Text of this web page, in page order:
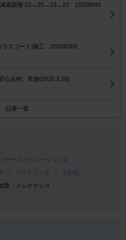
減衰調整 22→25→23→22 (2026040
ラスコート)施工 20260306
心点検」実施(2026.2.26)
記事一覧
サーエボリューションX
コーティング
その他
障・メンテナンス